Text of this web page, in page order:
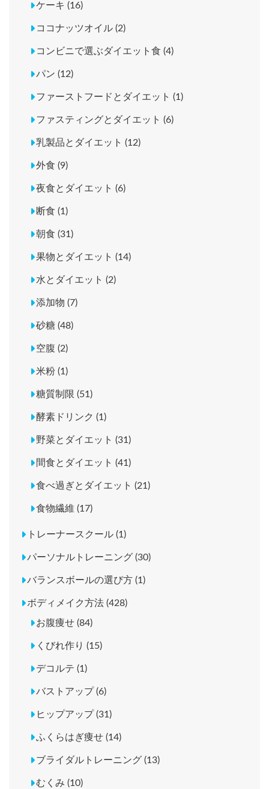
ケーキ (16)
ココナッツオイル (2)
コンビニで選ぶダイエット食 (4)
パン (12)
ファーストフードとダイエット (1)
ファスティングとダイエット (6)
乳製品とダイエット (12)
外食 (9)
夜食とダイエット (6)
断食 (1)
朝食 (31)
果物とダイエット (14)
水とダイエット (2)
添加物 (7)
砂糖 (48)
空腹 (2)
米粉 (1)
糖質制限 (51)
酵素ドリンク (1)
野菜とダイエット (31)
間食とダイエット (41)
食べ過ぎとダイエット (21)
食物繊維 (17)
トレーナースクール (1)
パーソナルトレーニング (30)
バランスボールの選び方 (1)
ボディメイク方法 (428)
お腹痩せ (84)
くびれ作り (15)
デコルテ (1)
バストアップ (6)
ヒップアップ (31)
ふくらはぎ痩せ (14)
ブライダルトレーニング (13)
むくみ (10)